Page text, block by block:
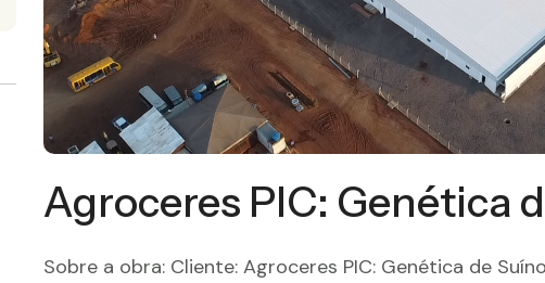
Agroceres PIC: Genética
Sobre a obra: Cliente: Agroceres PIC: Genética de